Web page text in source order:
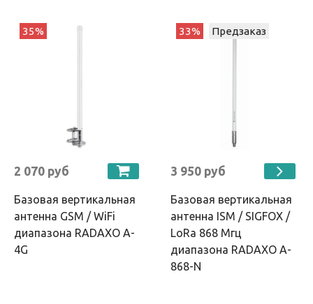
35%
2 070 руб
Базовая вертикальная
антенна GSM / WiFi
диапазона RADAXO A-
4G
33% Предзаказ
3 950 руб
Базовая вертикальная
антенна ISM / SIGFOX /
LoRa 868 Мгц
диапазона RADAXO A-
868-N